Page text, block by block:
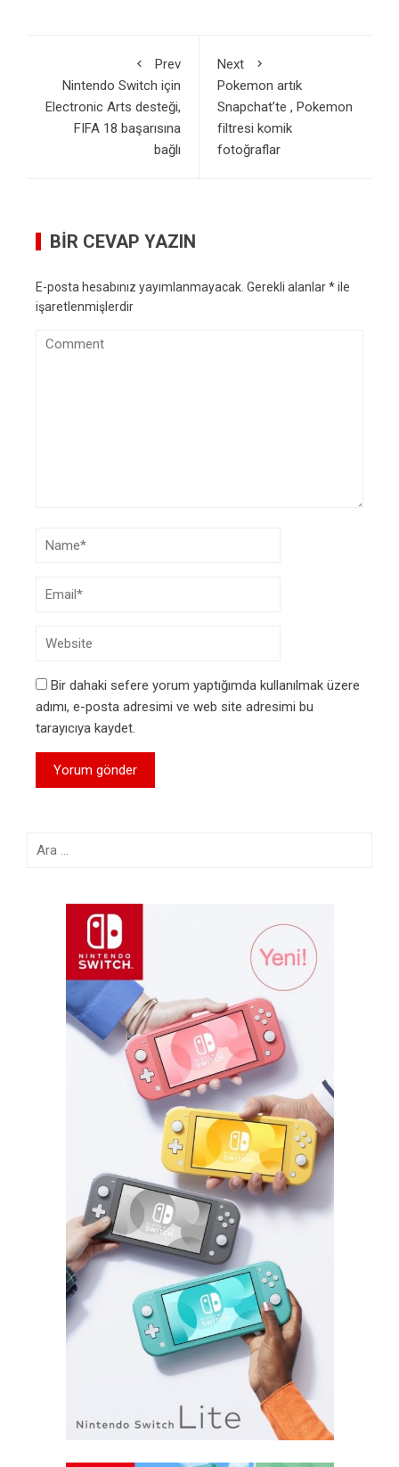
Prev
Nintendo Switch için
Electronic Arts desteği,
FIFA 18 başarısına
bağlı
Next
Pokemon artık
Snapchat’te , Pokemon
filtresi komik
fotoğraflar
BIR CEVAP YAZIN
E-posta hesabınız yayımlanmayacak. Gerekli alanlar*ile
işaretlenmişlerdir
Bir dahaki sefere yorum yaptığımda kullanılmak üzere
adımı, e-posta adresimi ve web site adresimi bu
tarayıcıya kaydet.
Arama: